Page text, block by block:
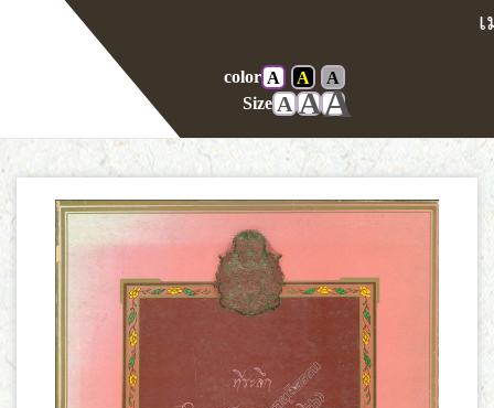
color A A
A
Size A AA
E-book